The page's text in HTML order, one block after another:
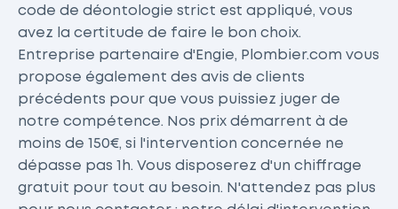
code de déontologie strict est appliqué, vous
avez la certitude de faire le bon choix.
Entreprise partenaire d'Engie, Plombier.com vous
propose également des avis de clients
précédents pour que vous puissiez juger de
notre compétence. Nos prix démarrent à de
moins de 150€, si l'intervention concernée ne
dépasse pas 1h. Vous disposerez d'un chiffrage
gratuit pour tout au besoin. N'attendez pas plus